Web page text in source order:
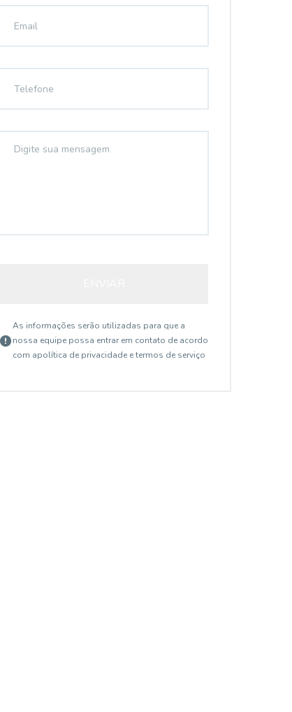
As informações serão utilizadas para que a
nossa equipe possa entrar em contato de acordo
com apolítica de privacidade e termos de serviço